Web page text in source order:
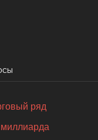
ряд
миллиарда